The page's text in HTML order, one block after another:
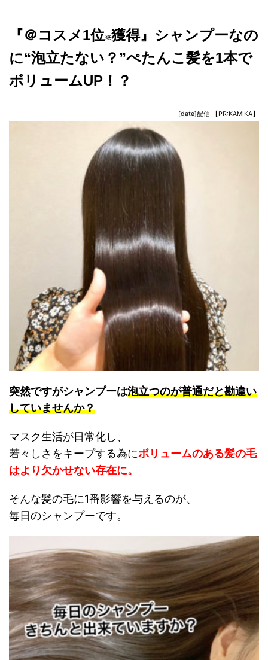
『＠コスメ1位※獲得』シャンプーなの
に“泡立たない？”ぺたんこ髪を1本で
ボリュームUP！？
[date]配信 【PR:KAMIKA】
突然ですがシャンプーは泡立つのが普通だと勘違い
していませんか？
マスク生活が日常化し、
若々しさをキープする為にボリュームのある髪の毛
はより欠かせない存在に。
そんな髪の毛に1番影響を与えるのが、
毎日のシャンプーです。